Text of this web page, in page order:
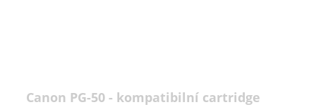
Canon PG-50 - kompatibilní cartridge